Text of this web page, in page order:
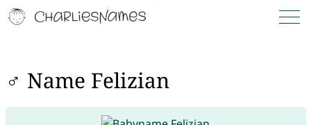
♂ Name Felizian